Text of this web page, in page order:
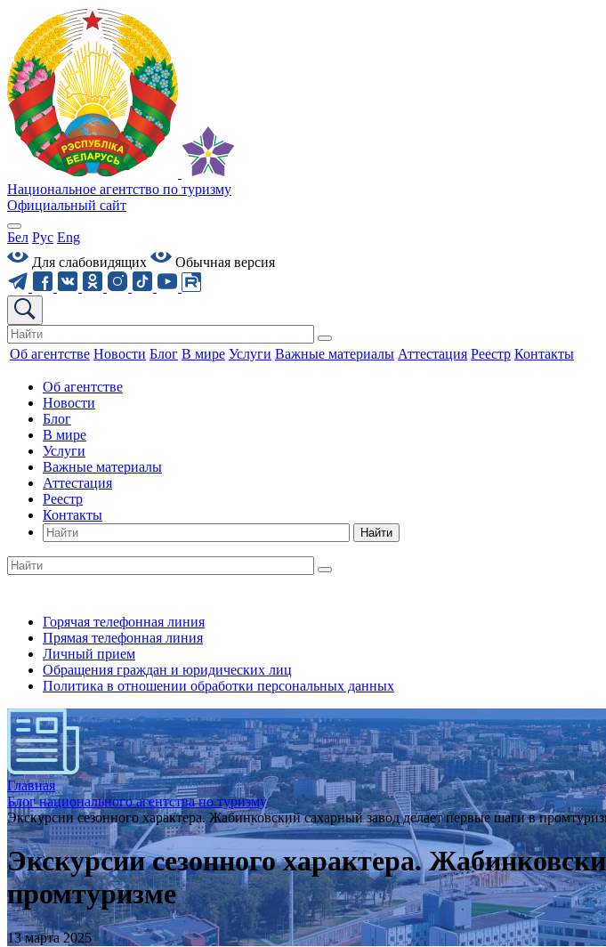
Национальное агентство по туризму
Официальный сайт
Бел Рус Eng
Для слабовидящих
Обычная версия
Об агентстве Новости Блог В мире Услуги Важные материалы Аттестация Реестр Контакты
Об агентстве
Новости
Блог
В мире
Услуги
Важные материалы
Аттестация
Реестр
Контакты
Найти
Горячая телефонная линия
Прямая телефонная линия
Личный прием
Обращения граждан и юридических лиц
Политика в отношении обработки персональных данных
Главная
Блог национального агентства по туризму
Экскурсии сезонного характера. Жабинковский сахарный завод делает первые шаги в
Экскурсии сезонного характера.
промтуризме
13 марта 2025